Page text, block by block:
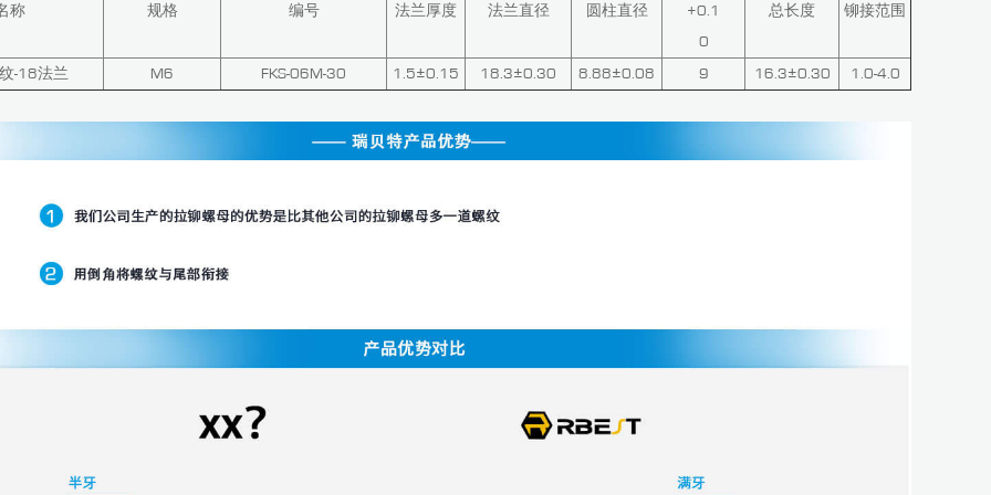
称 规格 编号 法兰厚度 法兰直径 圆柱直径
+0.1
0
总长度 铆接范围
-18法兰 M6 FKS-06M-30 1.5±0.15 18.3±0.30 8.88±0.08 9 16.3±0.30 1.0-4.0